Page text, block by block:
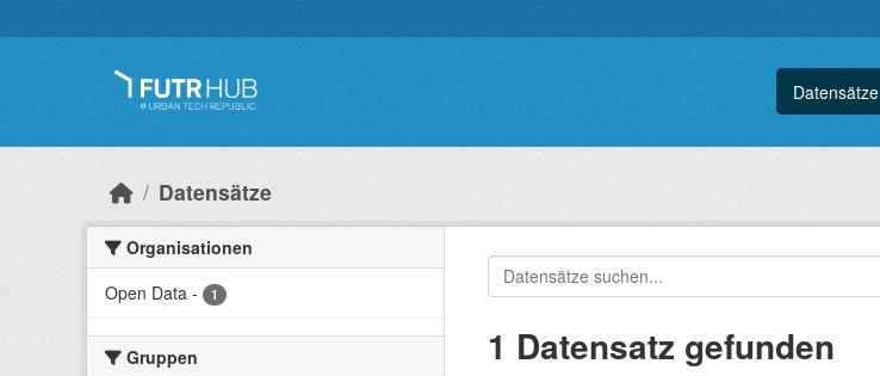
Datensätze
Datensätze
Organisationen
Open Data - 1
Gruppen 1 Datensatz gefunden